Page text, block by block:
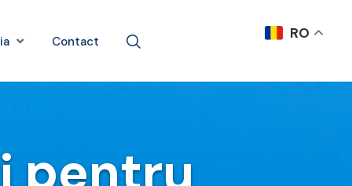
Contact
pentru
RO